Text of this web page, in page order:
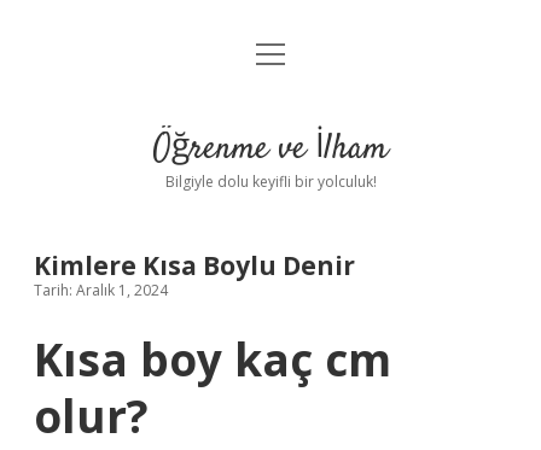
Anasayfa
Yasal Uyarı
menüyü
Öğrenme ve İlham
Bilgiyle dolu keyifli bir yolculuk!
Kimlere Kısa Boylu Denir
Tarih: Aralık 1, 2024
Kısa boy kaç cm
olur?